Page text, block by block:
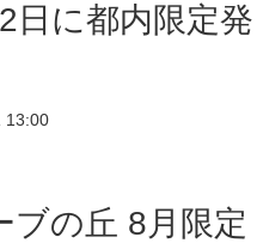
日に都内限定発
13:00
ブの丘 8月限定